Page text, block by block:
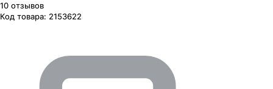
10 отзывов
Код товара: 2153622